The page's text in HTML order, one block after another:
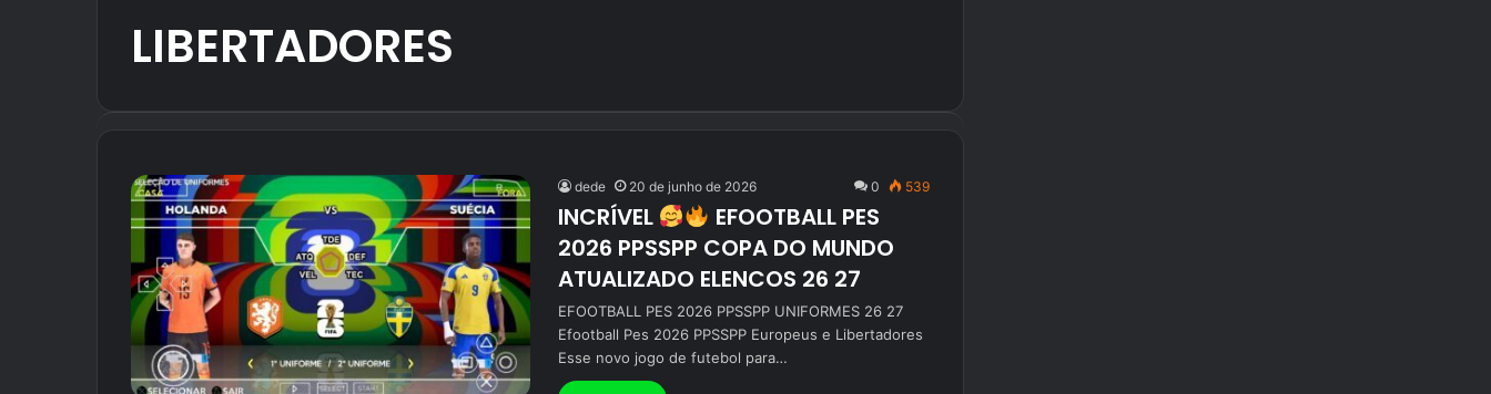
LIBERTADORES
dede 20 de junho de 2026 0 539
INCRÍVEL
EFOOTBALL PES
2026 PPSSPP COPA DO MUNDO
ATUALIZADO ELENCOS 26 27
EFOOTBALL PES 2026 PPSSPP UNIFORMES 26 27
Efootball Pes 2026 PPSSPP Europeus e Libertadores
Esse novo jogo de futebol para…